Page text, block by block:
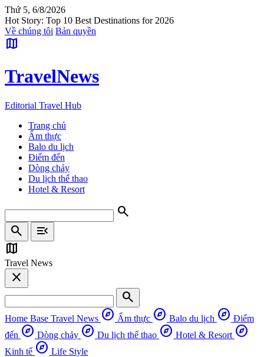
Thứ 5, 6/8/2026
Hot Story: Top 10 Best Destinations for 2026
Về chúng tôi Bản quyền
map
TravelNews
Editorial Travel Hub
Trang chủ
Ẩm thực
Balo du lịch
Điểm đến
Dòng chảy
Du lịch thể thao
Hotel & Resort
search
search
menu_open
map
Travel News
close
search
Home Base Travel News explore Ẩm thực explore Balo du lịch explore Điểm
đến explore Dòng chảy explore Du lịch thể thao explore Hotel & Resort explore
Kinh tế explore Life Style